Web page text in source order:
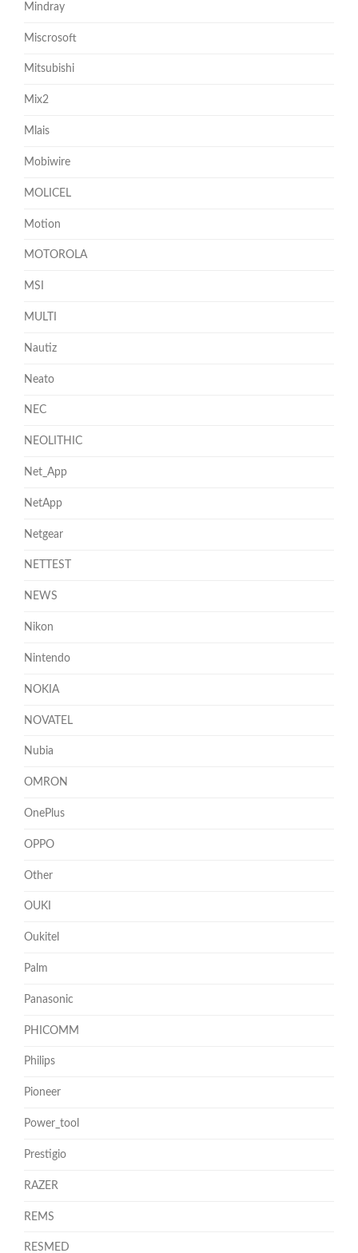
Mindray
Miscrosoft
Mitsubishi
Mix2
Mlais
Mobiwire
MOLICEL
Motion
MOTOROLA
MSI
MULTI
Nautiz
Neato
NEC
NEOLITHIC
Net_App
NetApp
Netgear
NETTEST
NEWS
Nikon
Nintendo
NOKIA
NOVATEL
Nubia
OMRON
OnePlus
OPPO
Other
OUKI
Oukitel
Palm
Panasonic
PHICOMM
Philips
Pioneer
Power_tool
Prestigio
RAZER
REMS
RESMED